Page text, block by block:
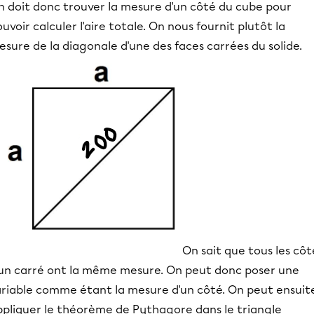
doit donc trouver la mesure d'un côté du cube pour
calculer l'aire totale. On nous fournit plutôt la
de la diagonale d'une des faces carrées du solide.
On sait que tous les
carré ont la même mesure. On peut donc poser une
comme étant la mesure d'un côté. On peut
le théorème de Pythagore dans le triangle